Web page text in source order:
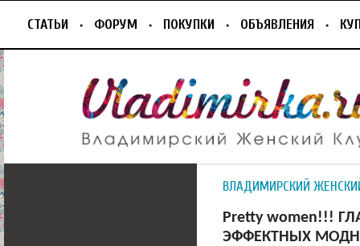
СТАТЬИ ФОРУМ ПОКУПКИ ОБЪЯВЛЕНИЯ
ВЛАДИМИРСКИЙ
Pretty women!!!
ЭФФЕКТНЫХ